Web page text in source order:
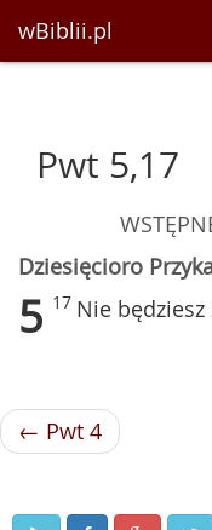
wBiblii.pl
Pwt 5,17
Dziesięcioro
5 17 Nie będziesz
← Pwt 4